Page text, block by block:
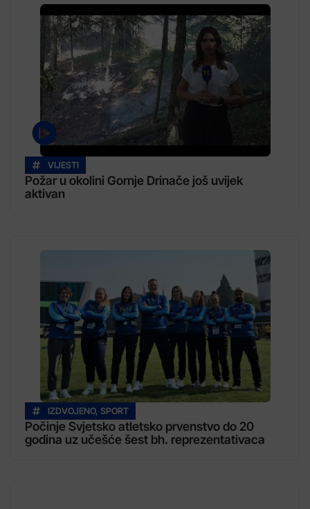
VIJESTI
Požar u okolini Gornje Drinače još uvijek
aktivan
IZDVOJENO, SPORT
Počinje Svjetsko atletsko prvenstvo do 20
godina uz učešće šest bh. reprezentativaca